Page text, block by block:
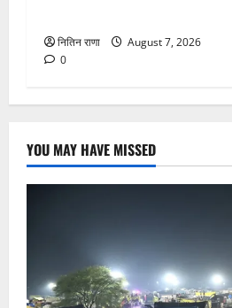
नितिन राणा
August 7, 2026
0
YOU MAY HAVE MISSED